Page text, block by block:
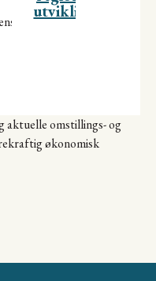
utvikling
aktuelle omstillings- og
økonomisk